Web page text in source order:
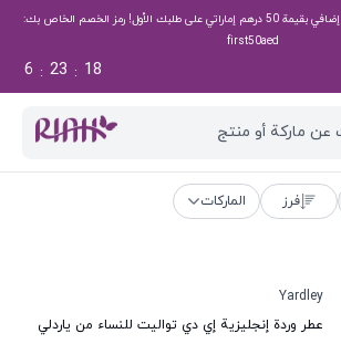
خصم 40% على العطور + خصم إضافي بقيمة 50 درهم إماراتي على طلبك الأول! رمز الخصم الخاص بك:
first50aed
18
:
23
:
6
عن ماركة أو منتج
فرز الماركات
Yardley
عطر وردة إنجليزية إي دي تواليت للنساء من ياردلي